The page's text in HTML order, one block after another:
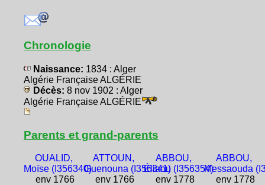
Chronologie
Naissance: 1834 : Alger
Algérie Française ALGÉRIE
Décès: 8 nov 1902 : Alger
Algérie Française ALGÉRIE
Parents et grand-parents
OUALID,
Moïse (I356340)
env 1766
ATTOUN,
Guenouna (I356341)
env 1766
ABBOU,
Éliaou (I356354)
env 1778
ABBOU,
Messaouda
env 1778